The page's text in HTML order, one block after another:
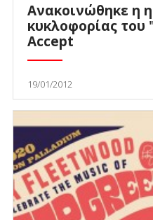
Ανακοινώθηκε η
κυκλοφορίας
Accept
19/01/2012